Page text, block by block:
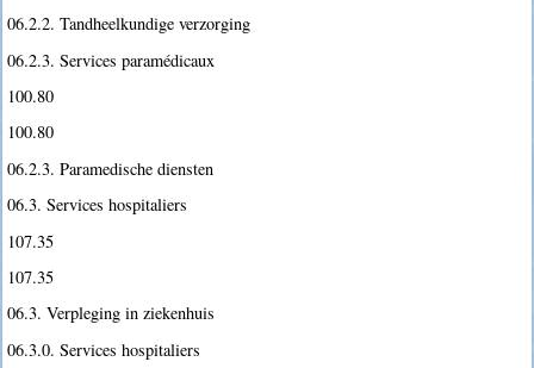
06.2.2. Tandheelkundige verzorging
06.2.3. Services paramédicaux
100.80
100.80
06.2.3. Paramedische diensten
06.3. Services hospitaliers
107.35
107.35
06.3. Verpleging in ziekenhuis
06.3.0. Services hospitaliers